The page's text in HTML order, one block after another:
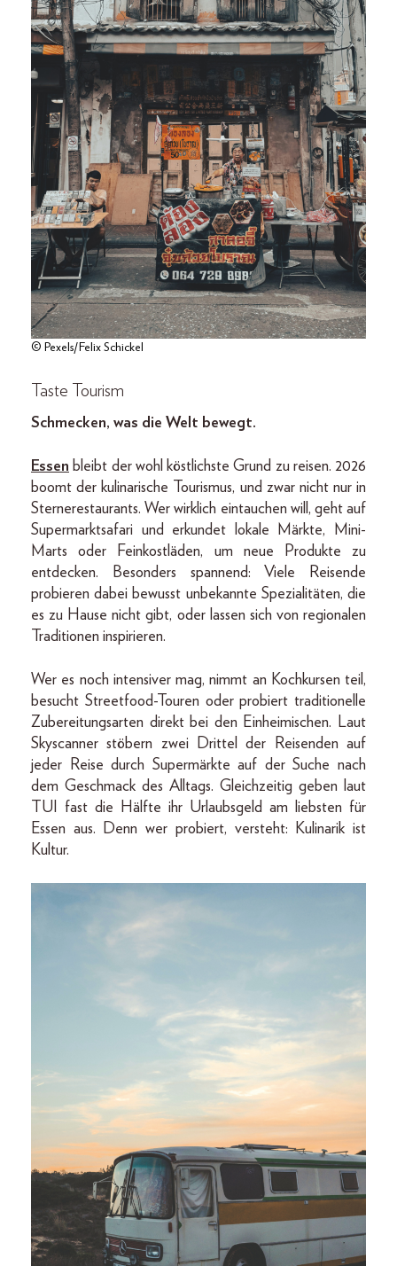
© Pexels/Felix Schickel
Taste Tourism
Schmecken, was die Welt bewegt.
Essen bleibt der wohl köstlichste Grund zu reisen. 2026
boomt der kulinarische Tourismus, und zwar nicht nur in
Sternerestaurants. Wer wirklich eintauchen will, geht auf
Supermarktsafari und erkundet lokale Märkte, Mini-
Marts oder Feinkostläden, um neue Produkte zu
entdecken. Besonders spannend: Viele Reisende
probieren dabei bewusst unbekannte Spezialitäten, die
es zu Hause nicht gibt, oder lassen sich von regionalen
Traditionen inspirieren.
Wer es noch intensiver mag, nimmt an Kochkursen teil,
besucht Streetfood-Touren oder probiert traditionelle
Zubereitungsarten direkt bei den Einheimischen. Laut
Skyscanner stöbern zwei Drittel der Reisenden auf
jeder Reise durch Supermärkte auf der Suche nach
dem Geschmack des Alltags. Gleichzeitig geben laut
TUI fast die Hälfte ihr Urlaubsgeld am liebsten für
Essen aus. Denn wer probiert, versteht: Kulinarik ist
Kultur.